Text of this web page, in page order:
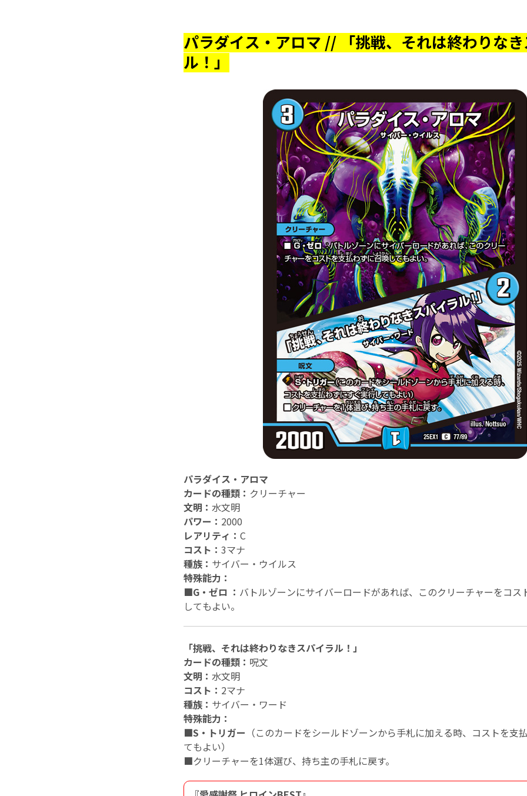
パラダイス・アロマ // 「挑戦、それは終わりな
ル！」
パラダイス・アロマ
カードの種類： クリーチャー
文明： 水文明
パワー： 2000
レアリティ： C
コスト： 3マナ
種族： サイバー・ウイルス
特殊能力：
■G・ゼロ ： バトルゾーンにサイバーロードがあれば、このクリーチャーをコス
してもよい。
「挑戦、それは終わりなきスパイラル！」
カードの種類： 呪文
文明： 水文明
コスト： 2マナ
種族： サイバー・ワード
特殊能力：
■S・トリガー （このカードをシールドゾーンから手札に加える時、コストを支
てもよい）
■クリーチャーを1体選び、持ち主の手札に戻す。